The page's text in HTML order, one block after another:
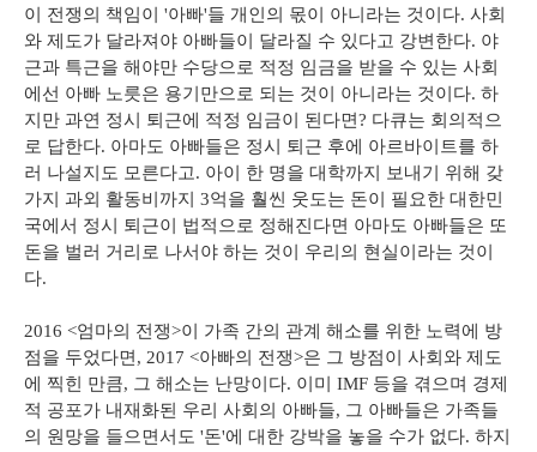
이 전쟁의 책임이 '아빠'들 개인의 몫이 아니라는 것이다. 사회
와 제도가 달라져야 아빠들이 달라질 수 있다고 강변한다. 야
근과 특근을 해야만 수당으로 적정 임금을 받을 수 있는 사회
에선 아빠 노릇은 용기만으로 되는 것이 아니라는 것이다. 하
지만 과연 정시 퇴근에 적정 임금이 된다면? 다큐는 회의적으
로 답한다. 아마도 아빠들은 정시 퇴근 후에 아르바이트를 하
러 나설지도 모른다고. 아이 한 명을 대학까지 보내기 위해 갖
가지 과외 활동비까지 3억을 훨씬 웃도는 돈이 필요한 대한민
국에서 정시 퇴근이 법적으로 정해진다면 아마도 아빠들은 또
돈을 벌러 거리로 나서야 하는 것이 우리의 현실이라는 것이
다.
2016 <엄마의 전쟁>이 가족 간의 관계 해소를 위한 노력에 방
점을 두었다면, 2017 <아빠의 전쟁>은 그 방점이 사회와 제도
에 찍힌 만큼, 그 해소는 난망이다. 이미 IMF 등을 겪으며 경제
적 공포가 내재화된 우리 사회의 아빠들, 그 아빠들은 가족들
의 원망을 들으면서도 '돈'에 대한 강박을 놓을 수가 없다. 하지